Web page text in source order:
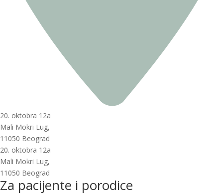
20. oktobra 12a
Mali Mokri Lug,
11050 Beograd
20. oktobra 12a
Mali Mokri Lug,
11050 Beograd
Za pacijente i porodice